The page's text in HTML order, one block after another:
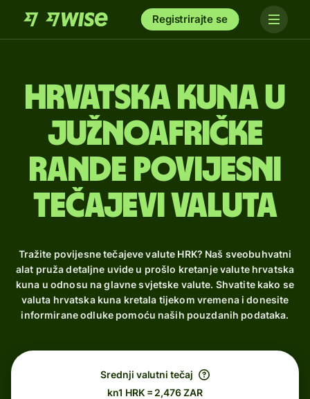
Registrirajte se
hrvatska kuna u
južnoafričke
rande Povijesni
tečajevi valuta
Tražite povijesne tečajeve valute HRK? Naš sveobuhvatni
alat pruža detaljne uvide u prošlo kretanje valute hrvatska
kuna u odnosu na glavne svjetske valute. Shvatite kako se
valuta hrvatska kuna kretala tijekom vremena i donesite
informirane odluke pomoću naših pouzdanih podataka.
Srednji valutni tečaj
kn1 HRK = 2,476 ZAR